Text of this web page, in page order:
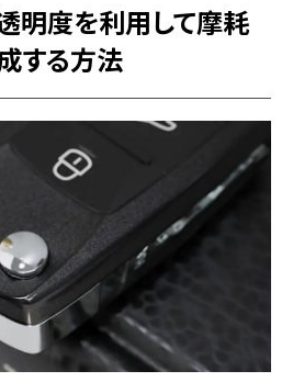
明度を利用して摩耗
する方法